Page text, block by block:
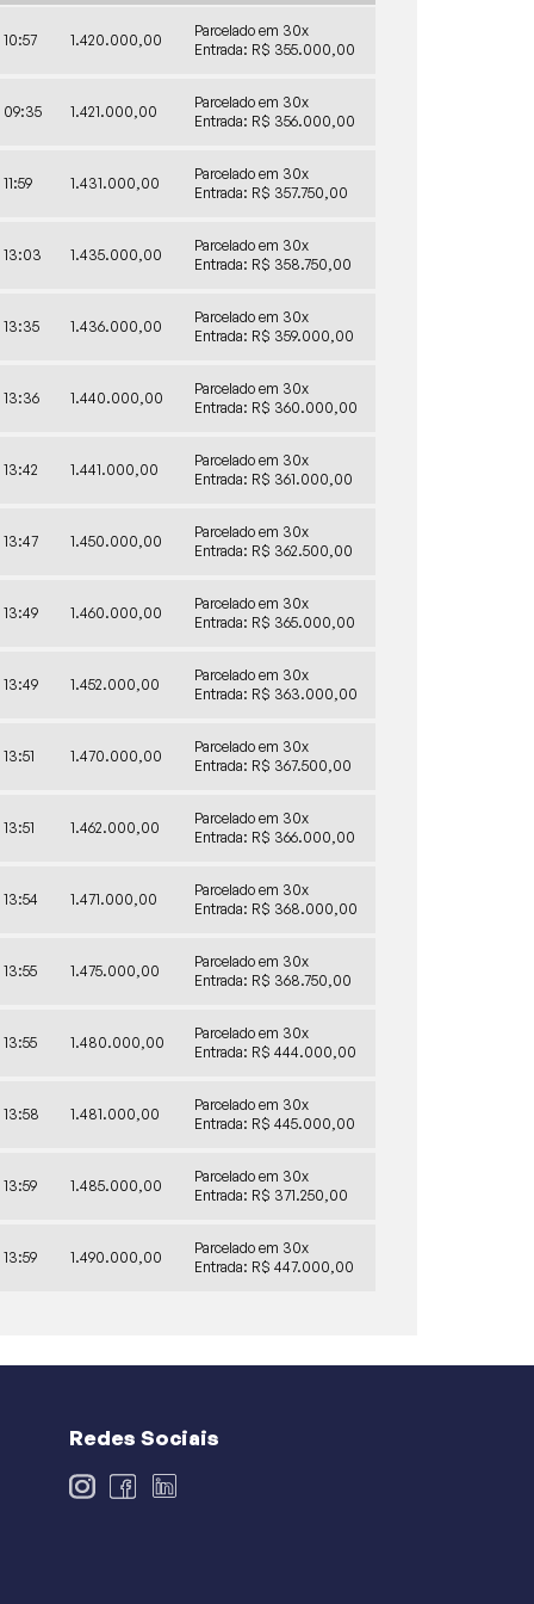
10:57 1.420.000,00
Parcelado em 30x
Entrada: R$ 355.000,00
09:35 1.421.000,00
Parcelado em 30x
Entrada: R$ 356.000,00
11:59 1.431.000,00
Parcelado em 30x
Entrada: R$ 357.750,00
13:03 1.435.000,00
Parcelado em 30x
Entrada: R$ 358.750,00
13:35 1.436.000,00
Parcelado em 30x
Entrada: R$ 359.000,00
13:36 1.440.000,00
Parcelado em 30x
Entrada: R$ 360.000,00
13:42 1.441.000,00
Parcelado em 30x
Entrada: R$ 361.000,00
13:47 1.450.000,00
Parcelado em 30x
Entrada: R$ 362.500,00
13:49 1.460.000,00
Parcelado em 30x
Entrada: R$ 365.000,00
13:49 1.452.000,00
Parcelado em 30x
Entrada: R$ 363.000,00
13:51 1.470.000,00
Parcelado em 30x
Entrada: R$ 367.500,00
13:51 1.462.000,00
Parcelado em 30x
Entrada: R$ 366.000,00
13:54 1.471.000,00
Parcelado em 30x
Entrada: R$ 368.000,00
13:55 1.475.000,00
Parcelado em 30x
Entrada: R$ 368.750,00
13:55 1.480.000,00
Parcelado em 30x
Entrada: R$ 444.000,00
13:58 1.481.000,00
Parcelado em 30x
Entrada: R$ 445.000,00
13:59 1.485.000,00
Parcelado em 30x
Entrada: R$ 371.250,00
13:59 1.490.000,00
Parcelado em 30x
Entrada: R$ 447.000,00
Redes Sociais